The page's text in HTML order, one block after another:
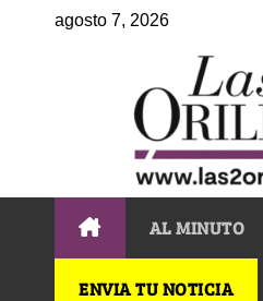
agosto 7, 2026
AL MINUTO
ENVIA TU NOTICIA